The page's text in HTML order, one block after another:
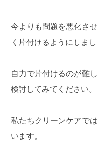
今よりも問題を悪化さ
く片付けるようにしまし
自力で片付けるのが難
検討してみてください。
私たち クリーンケアで
います。